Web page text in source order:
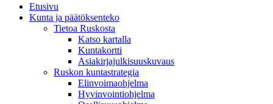
Etusivu
Kunta ja päätöksenteko
Tietoa Ruskosta
Katso kartalla
Kuntakortti
Asiakirjajulkisuuskuvaus
Ruskon kuntastrategia
Elinvoimaohjelma
Hyvinvointiohjelma